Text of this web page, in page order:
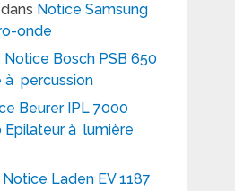
dans Notice Samsung
onde
Notice Bosch PSB 650
à percussion
Beurer IPL 7000
Epilateur à lumière
Notice Laden EV 1187